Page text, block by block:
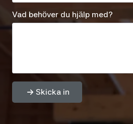
Vad behöver du hjälp med?
Skicka in